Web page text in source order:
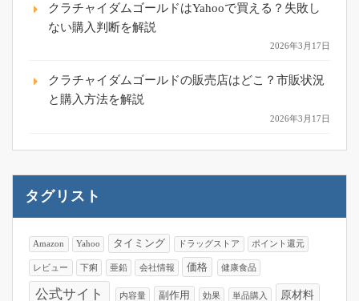
クラチャイダムゴールドはYahooで買える？失敗し
ない購入判断を解説
2026年3月17日
クラチャイダムゴールドの販売店はどこ？市販状況
と購入方法を解説
2026年3月17日
タグリスト
Amazon Yahoo タイミング ドラッグストア ポイント還元
レビュー 下痢 亜鉛 会社情報 価格 健康食品
公式サイト 内容量 副作用 効果 単品購入 原材料